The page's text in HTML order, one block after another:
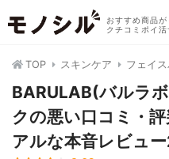
おすすめ商品が
クチコミポイ活
TOP スキンケア フェイ
BARULAB(バルラ
クの悪い口コミ・
アルな本音レビュ